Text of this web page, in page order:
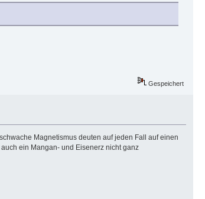
Gespeichert
Magnetismus deuten auf jeden Fall auf einen
ein Mangan- und Eisenerz nicht ganz